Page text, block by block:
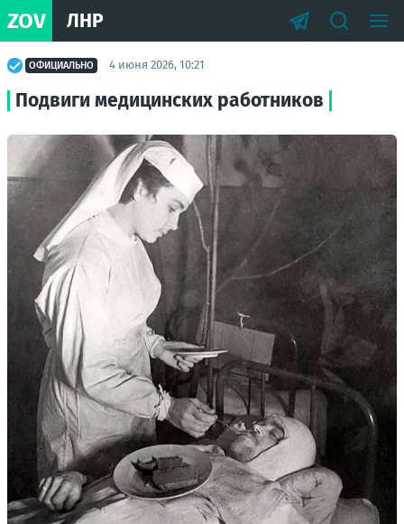
ZOV ЛНР
ОФИЦИАЛЬНО 4 июня 2026, 10:21
Подвиги медицинских работников